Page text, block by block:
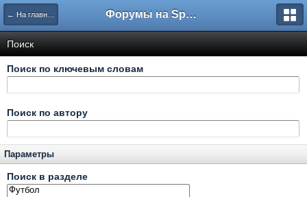
← На главную Форумы на Sportbox.ru
Поиск
Поиск по ключевым словам
Поиск по автору
Параметры
Поиск в разделе